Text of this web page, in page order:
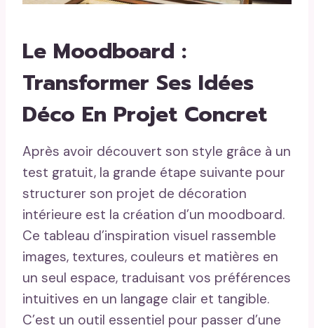
Le Moodboard :
Transformer Ses Idées
Déco En Projet Concret
Après avoir découvert son style grâce à un
test gratuit, la grande étape suivante pour
structurer son projet de décoration
intérieure est la création d’un moodboard.
Ce tableau d’inspiration visuel rassemble
images, textures, couleurs et matières en
un seul espace, traduisant vos préférences
intuitives en un langage clair et tangible.
C’est un outil essentiel pour passer d’une